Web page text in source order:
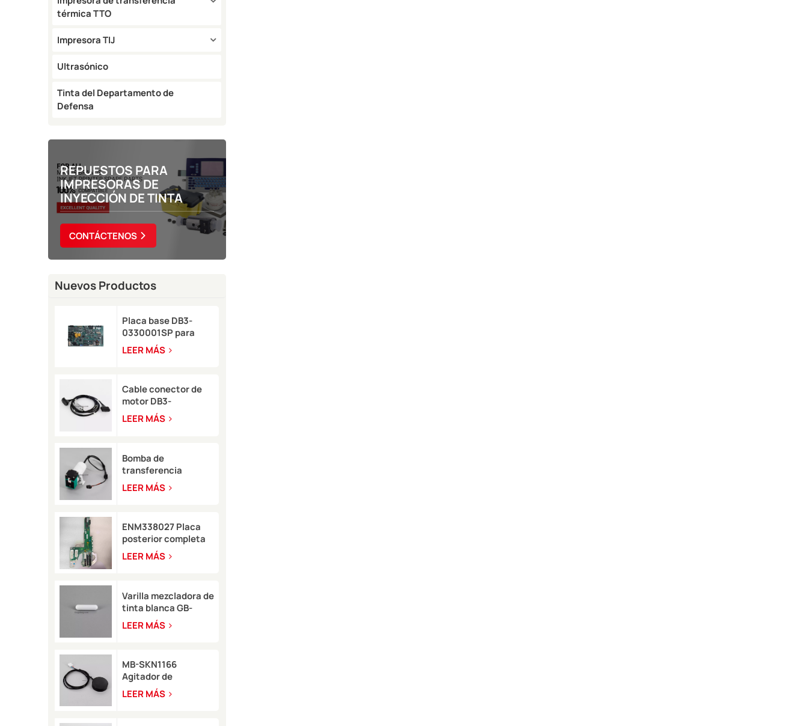
térmica TTO
Impresora TIJ
Ultrasónico
Tinta del Departamento de
Defensa
REPUESTOS PARA
IMPRESORAS DE
INYECCIÓN DE TINTA
CONTÁCTENOS
Nuevos Productos
Placa base DB3-
0330001SP para
impresora de
inyección de tinta
LEER MÁS
Cable conector de
motor DB3-
0320002SP Serie A
para impresora de
LEER MÁS
Bomba de
transferencia
LB11057 para
impresora de
LEER MÁS
ENM338027 Placa
posterior completa
para impresora
Markem-Imaje 2200
LEER MÁS
Varilla mezcladora de
tinta blanca GB-
SKN0946 8*35 para
impresora de
LEER MÁS
MB-SKN1166
Agitador de
pigmento Rottweil
para tipo M/R
LEER MÁS